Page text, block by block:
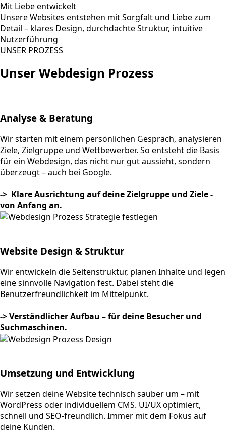
Mit Liebe entwickelt
Unsere Websites entstehen mit Sorgfalt und Liebe zum
Detail – klares Design, durchdachte Struktur, intuitive
Nutzerführung
UNSER PROZESS
Unser Webdesign Prozess
Analyse & Beratung
Wir starten mit einem persönlichen Gespräch, analysieren
Ziele, Zielgruppe und Wettbewerber. So entsteht die Basis
für ein Webdesign, das nicht nur gut aussieht, sondern
überzeugt – auch bei Google.
-> Klare Ausrichtung auf deine Zielgruppe und Ziele -
von Anfang an.
Website Design & Struktur
Wir entwickeln die Seitenstruktur, planen Inhalte und legen
eine sinnvolle Navigation fest. Dabei steht die
Benutzerfreundlichkeit im Mittelpunkt.
-> Verständlicher Aufbau – für deine Besucher und
Suchmaschinen.
Umsetzung und Entwicklung
Wir setzen deine Website technisch sauber um – mit
WordPress oder individuellem CMS. UI/UX optimiert,
schnell und SEO-freundlich. Immer mit dem Fokus auf
deine Kunden.